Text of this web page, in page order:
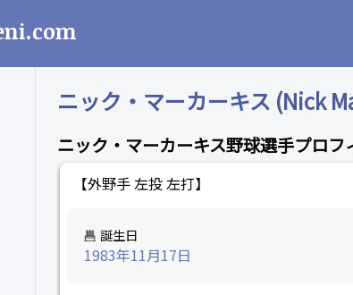
ニック・マーカーキス (Nick
ニック・マーカーキス野球選手プロフ
【外野手 左投 左打】
誕生日
1983年11月17日